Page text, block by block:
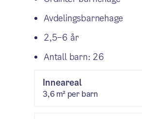
Avdelingsbarnehage
2,5–6 år
Antall barn: 26
Inneareal
3,6 m² per barn